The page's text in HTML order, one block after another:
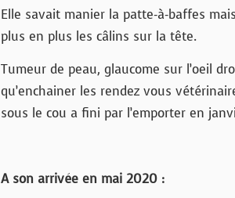
Elle savait manier la patte-à-baffes
plus en plus les câlins sur la tête.
Tumeur de peau, glaucome sur l’oeil
qu’enchainer les rendez vous
sous le cou a fini par l’emporter en
A son arrivée en mai 2020 :